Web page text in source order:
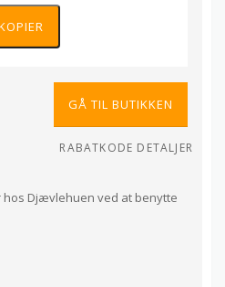
GÅ TIL BUTIKKEN
RABATKODE DETALJER
hos Djævlehuen ved at benytte